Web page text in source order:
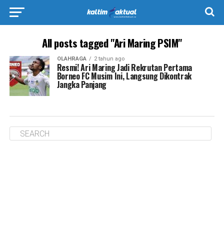
All posts tagged "Ari Maring PSIM"
OLAHRAGA 2 tahun ago
Resmi! Ari Maring Jadi Rekrutan Pertama
Borneo FC Musim Ini, Langsung Dikontrak
Jangka Panjang